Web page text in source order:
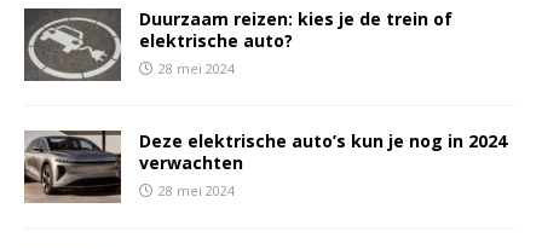
Duurzaam reizen: kies je de trein of
elektrische auto?
28 mei 2024
Deze elektrische auto’s kun je nog in 2024
verwachten
28 mei 2024